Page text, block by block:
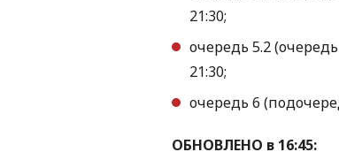
21:30;
очередь 5.2
21:30;
очередь 6
ОБНОВЛЕНО в 16:45: